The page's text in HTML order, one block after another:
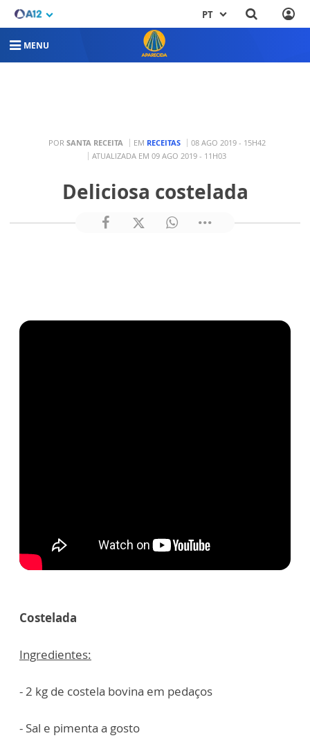
PT
MENU
POR SANTA RECEITA EM RECEITAS
08 AGO 2019 - 15H42
ATUALIZADA EM 09 AGO 2019 - 11H03
Deliciosa costelada
Costelada
Ingredientes:
- 2 kg de costela bovina em pedaços
- Sal e pimenta a gosto